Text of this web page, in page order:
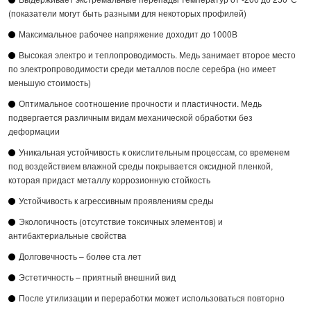
(показатели могут быть разными для некоторых профилей)
Максимальное рабочее напряжение доходит до 1000В
Высокая электро и теплопроводимость. Медь занимает второе место
по электропроводимости среди металлов после серебра (но имеет
меньшую стоимость)
Оптимальное соотношение прочности и пластичности. Медь
подвергается различным видам механической обработки без
деформации
Уникальная устойчивость к окислительным процессам, со временем
под воздействием влажной среды покрывается оксидной пленкой,
которая придаст металлу коррозионную стойкость
Устойчивость к агрессивным проявлениям среды
Экологичность (отсутствие токсичных элементов) и
антибактериальные свойства
Долговечность – более ста лет
Эстетичность – приятный внешний вид
После утилизации и переработки может использоваться повторно